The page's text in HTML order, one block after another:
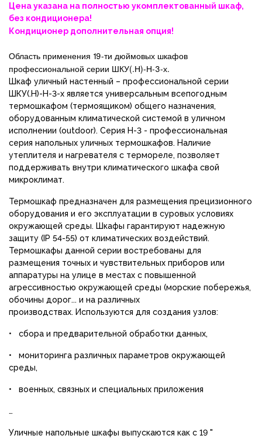
Цена указана на полностью укомплектованный шкаф,
без кондиционера!
Кондиционер дополнительная опция!
Область применения 19-ти дюймовых шкафов
профессиональной серии ШКУ(.Н)-Н-3-х.
Шкаф уличный настенный – профессиональной серии
ШКУ(.Н)-Н-3-х является универсальным всепогодным
термошкафом (термоящиком) общего назначения,
оборудованным климатической системой в уличном
исполнении (outdoor). Серия Н-3 - профессиональная
серия напольных уличных термошкафов. Наличие
утеплителя и нагревателя с термореле, позволяет
поддерживать внутри климатического шкафа свой
микроклимат.
Термошкаф предназначен для размещения прецизионного
оборудования и его эксплуатации в суровых условиях
окружающей среды. Шкафы гарантируют надежную
защиту (IP 54-55) от климатических воздействий.
Термошкафы данной серии востребованы для
размещения точных и чувствительных приборов или
аппаратуры на улице в местах с повышенной
агрессивностью окружающей среды (морские побережья,
обочины дорог... и на различных
производствах. Используются для создания узлов:
• сбора и предварительной обработки данных,
• мониторинга различных параметров окружающей
среды,
• военных, связных и специальных приложения
…
Уличные напольные шкафы выпускаются как с 19 "